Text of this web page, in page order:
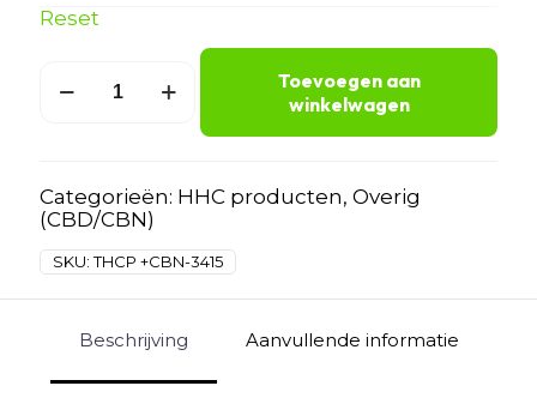
Reset
Toevoegen aan
winkelwagen
Categorieën: HHC producten, Overig
(CBD/CBN)
SKU:THCP +CBN-3415
Beschrijving Aanvullende informatie